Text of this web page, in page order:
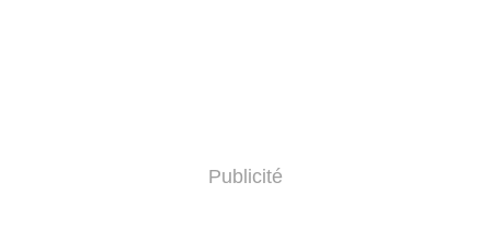
Publicité